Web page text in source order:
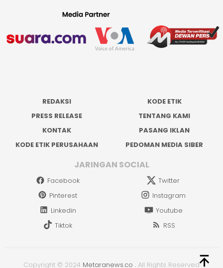
REDAKSI
KODE ETIK
PRESS RELEASE
TENTANG KAMI
KONTAK
PASANG IKLAN
KODE ETIK PERUSAHAAN
PEDOMAN MEDIA SIBER
JARINGAN SOCIAL
Facebook
Twitter
Pinterest
Instagram
Linkedin
Youtube
Tiktok
RSS
Copyright © 2024 Metaranews.co . All Rights Reserved